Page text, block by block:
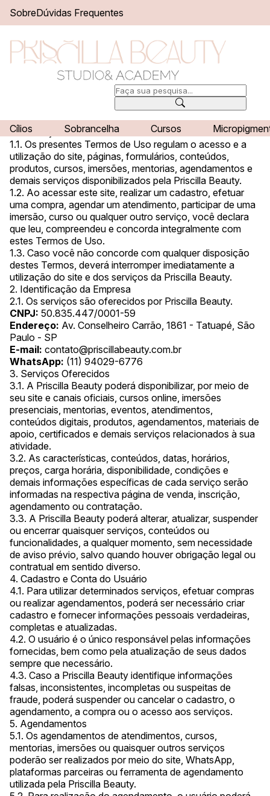
SobreDúvidas Frequentes
Cílios Sobrancelha Cursos
Termos de Uso
1. Aceitação dos Termos
1.1. Os presentes Termos de Uso regulam o acesso e a
utilização do site, páginas, formulários, conteúdos,
produtos, cursos, imersões, mentorias, agendamentos e
demais serviços disponibilizados pela Priscilla Beauty.
1.2. Ao acessar este site, realizar um cadastro, efetuar
uma compra, agendar um atendimento, participar de uma
imersão, curso ou qualquer outro serviço, você declara
que leu, compreendeu e concorda integralmente com
estes Termos de Uso.
1.3. Caso você não concorde com qualquer disposição
destes Termos, deverá interromper imediatamente a
utilização do site e dos serviços da Priscilla Beauty.
2. Identificação da Empresa
2.1. Os serviços são oferecidos por Priscilla Beauty.
CNPJ: 50.835.447/0001-59
Endereço: Av. Conselheiro Carrão, 1861 - Tatuapé, São
Paulo - SP
E-mail: contato@priscillabeauty.com.br
WhatsApp: (11) 94029-6776
3. Serviços Oferecidos
3.1. A Priscilla Beauty poderá disponibilizar, por meio de
seu site e canais oficiais, cursos online, imersões
presenciais, mentorias, eventos, atendimentos,
conteúdos digitais, produtos, agendamentos, materiais de
apoio, certificados e demais serviços relacionados à sua
atividade.
3.2. As características, conteúdos, datas, horários,
preços, carga horária, disponibilidade, condições e
demais informações específicas de cada serviço serão
informadas na respectiva página de venda, inscrição,
agendamento ou contratação.
3.3. A Priscilla Beauty poderá alterar, atualizar, suspender
ou encerrar quaisquer serviços, conteúdos ou
funcionalidades, a qualquer momento, sem necessidade
de aviso prévio, salvo quando houver obrigação legal ou
contratual em sentido diverso.
4. Cadastro e Conta do Usuário
4.1. Para utilizar determinados serviços, efetuar compras
ou realizar agendamentos, poderá ser necessário criar
cadastro e fornecer informações pessoais verdadeiras,
completas e atualizadas.
4.2. O usuário é o único responsável pelas informações
fornecidas, bem como pela atualização de seus dados
sempre que necessário.
4.3. Caso a Priscilla Beauty identifique informações
falsas, inconsistentes, incompletas ou suspeitas de
fraude, poderá suspender ou cancelar o cadastro, o
agendamento, a compra ou o acesso aos serviços.
5. Agendamentos
5.1. Os agendamentos de atendimentos, cursos,
mentorias, imersões ou quaisquer outros serviços
poderão ser realizados por meio do site, WhatsApp,
plataformas parceiras ou ferramenta de agendamento
utilizada pela Priscilla Beauty.